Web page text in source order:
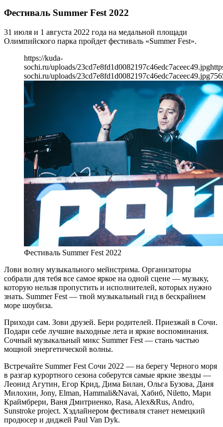
Фестиваль Summer Fest 2022
31 июля и 1 августа 2022 года на медальной площади
Олимпийского парка пройдет фестиваль «Summer Fest».
https://kuda-
sochi.ru/uploads/23cd7e8fd1d0082197c46edc7aceec49.jpg
sochi.ru/uploads/23cd7e8fd1d0082197c46edc7aceec49.jpg756
Фестиваль Summer Fest 2022
Лови волну музыкального мейнстрима. Организаторы
собрали для тебя все самое яркое на одной сцене — музыку,
которую нельзя пропустить и исполнителей, которых нужно
знать. Summer Fest — твой музыкальный гид в бескрайнем
море шоубиза.
Приходи сам. Зови друзей. Бери родителей. Приезжай в Сочи.
Подари себе лучшие выходные лета и яркие воспоминания.
Сочный музыкальный микс Summer Fest — стань частью
мощной энергетической волны.
Встречайте Summer Fest Сочи 2022 — на берегу Черного моря
в разгар курортного сезона соберутся самые яркие звезды —
Леонид Агутин, Егор Крид, Дима Билан, Ольга Бузова, Даня
Милохин, Jony, Elman, Hammali&Navai, Хабиб, Niletto, Мари
Краймбрери, Ваня Дмитриенко, Rasa, Alex&Rus, Andro,
Sunstroke project. Хэдлайнером фестиваля станет немецкий
продюсер и диджей Paul Van Dyk.